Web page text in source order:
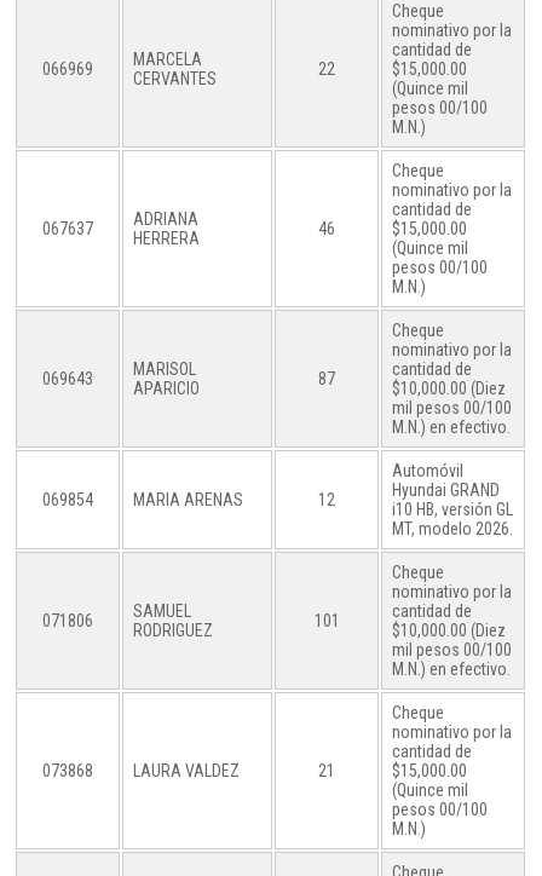
066969
MARCELA
CERVANTES
22
Cheque
nominativo por la
cantidad de
$15,000.00
(Quince mil
pesos 00/100
M.N.)
067637
ADRIANA
HERRERA
46
Cheque
nominativo por la
cantidad de
$15,000.00
(Quince mil
pesos 00/100
M.N.)
069643
MARISOL
APARICIO
87
Cheque
nominativo por la
cantidad de
$10,000.00 (Diez
mil pesos 00/100
M.N.) en efectivo.
069854 MARIA ARENAS 12
Automóvil
Hyundai GRAND
i10 HB, versión GL
MT, modelo 2026.
071806
SAMUEL
RODRIGUEZ
101
Cheque
nominativo por la
cantidad de
$10,000.00 (Diez
mil pesos 00/100
M.N.) en efectivo.
073868 LAURA VALDEZ 21
Cheque
nominativo por la
cantidad de
$15,000.00
(Quince mil
pesos 00/100
M.N.)